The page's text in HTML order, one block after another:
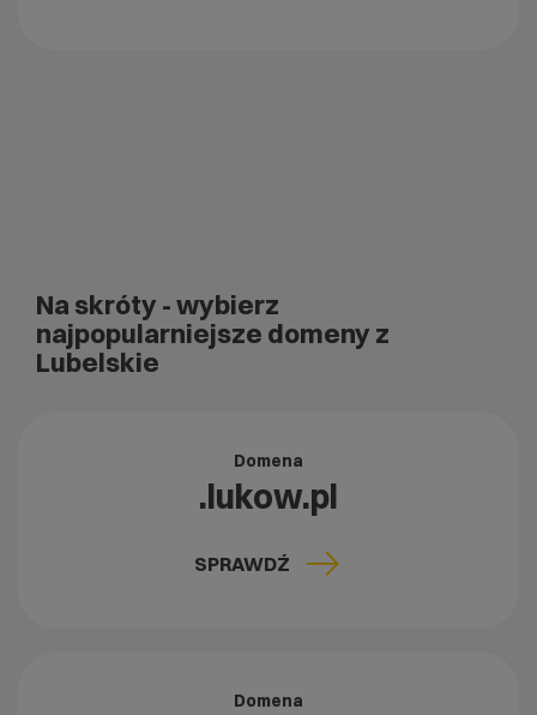
Na skróty - wybierz
najpopularniejsze domeny z
Lubelskie
Domena
.lukow.pl
SPRAWDŹ
Domena